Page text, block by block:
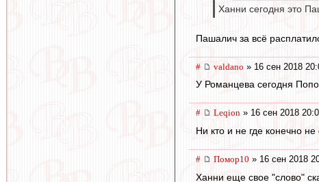
Ханни сегодня это
Пашалич за всё
# valdano » 16 сен 2018
У Романцева сегодня
# Leqion » 16 сен 2018
Ни кто и не где конечно
# Помор10 » 16 сен 2018
Ханни еще свое "слово"